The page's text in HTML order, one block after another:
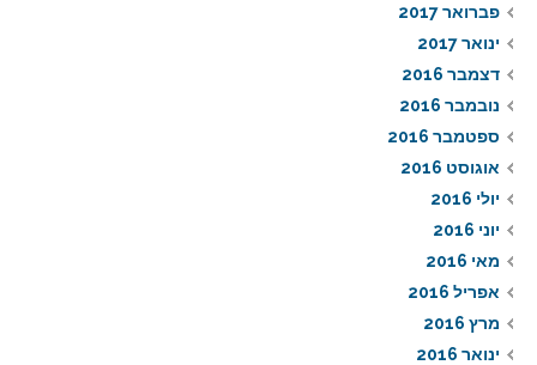
פברואר 2017
ינואר 2017
דצמבר 2016
נובמבר 2016
ספטמבר 2016
אוגוסט 2016
יולי 2016
יוני 2016
מאי 2016
אפריל 2016
מרץ 2016
ינואר 2016